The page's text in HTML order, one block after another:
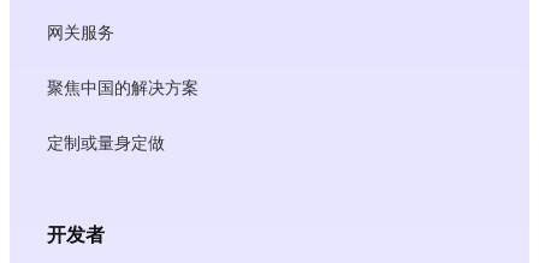
网关服务
聚焦中国的解决方案
定制或量身定做
开发者